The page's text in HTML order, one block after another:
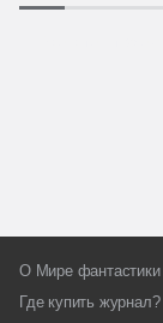
О Мире фантастики
Где купить журнал?